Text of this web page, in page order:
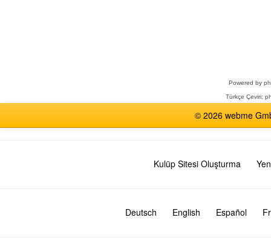
Powered by
Türkçe Çeviri:
© 2026 webme
Kulüp Sitesi Oluşturma
Deutsch English Español